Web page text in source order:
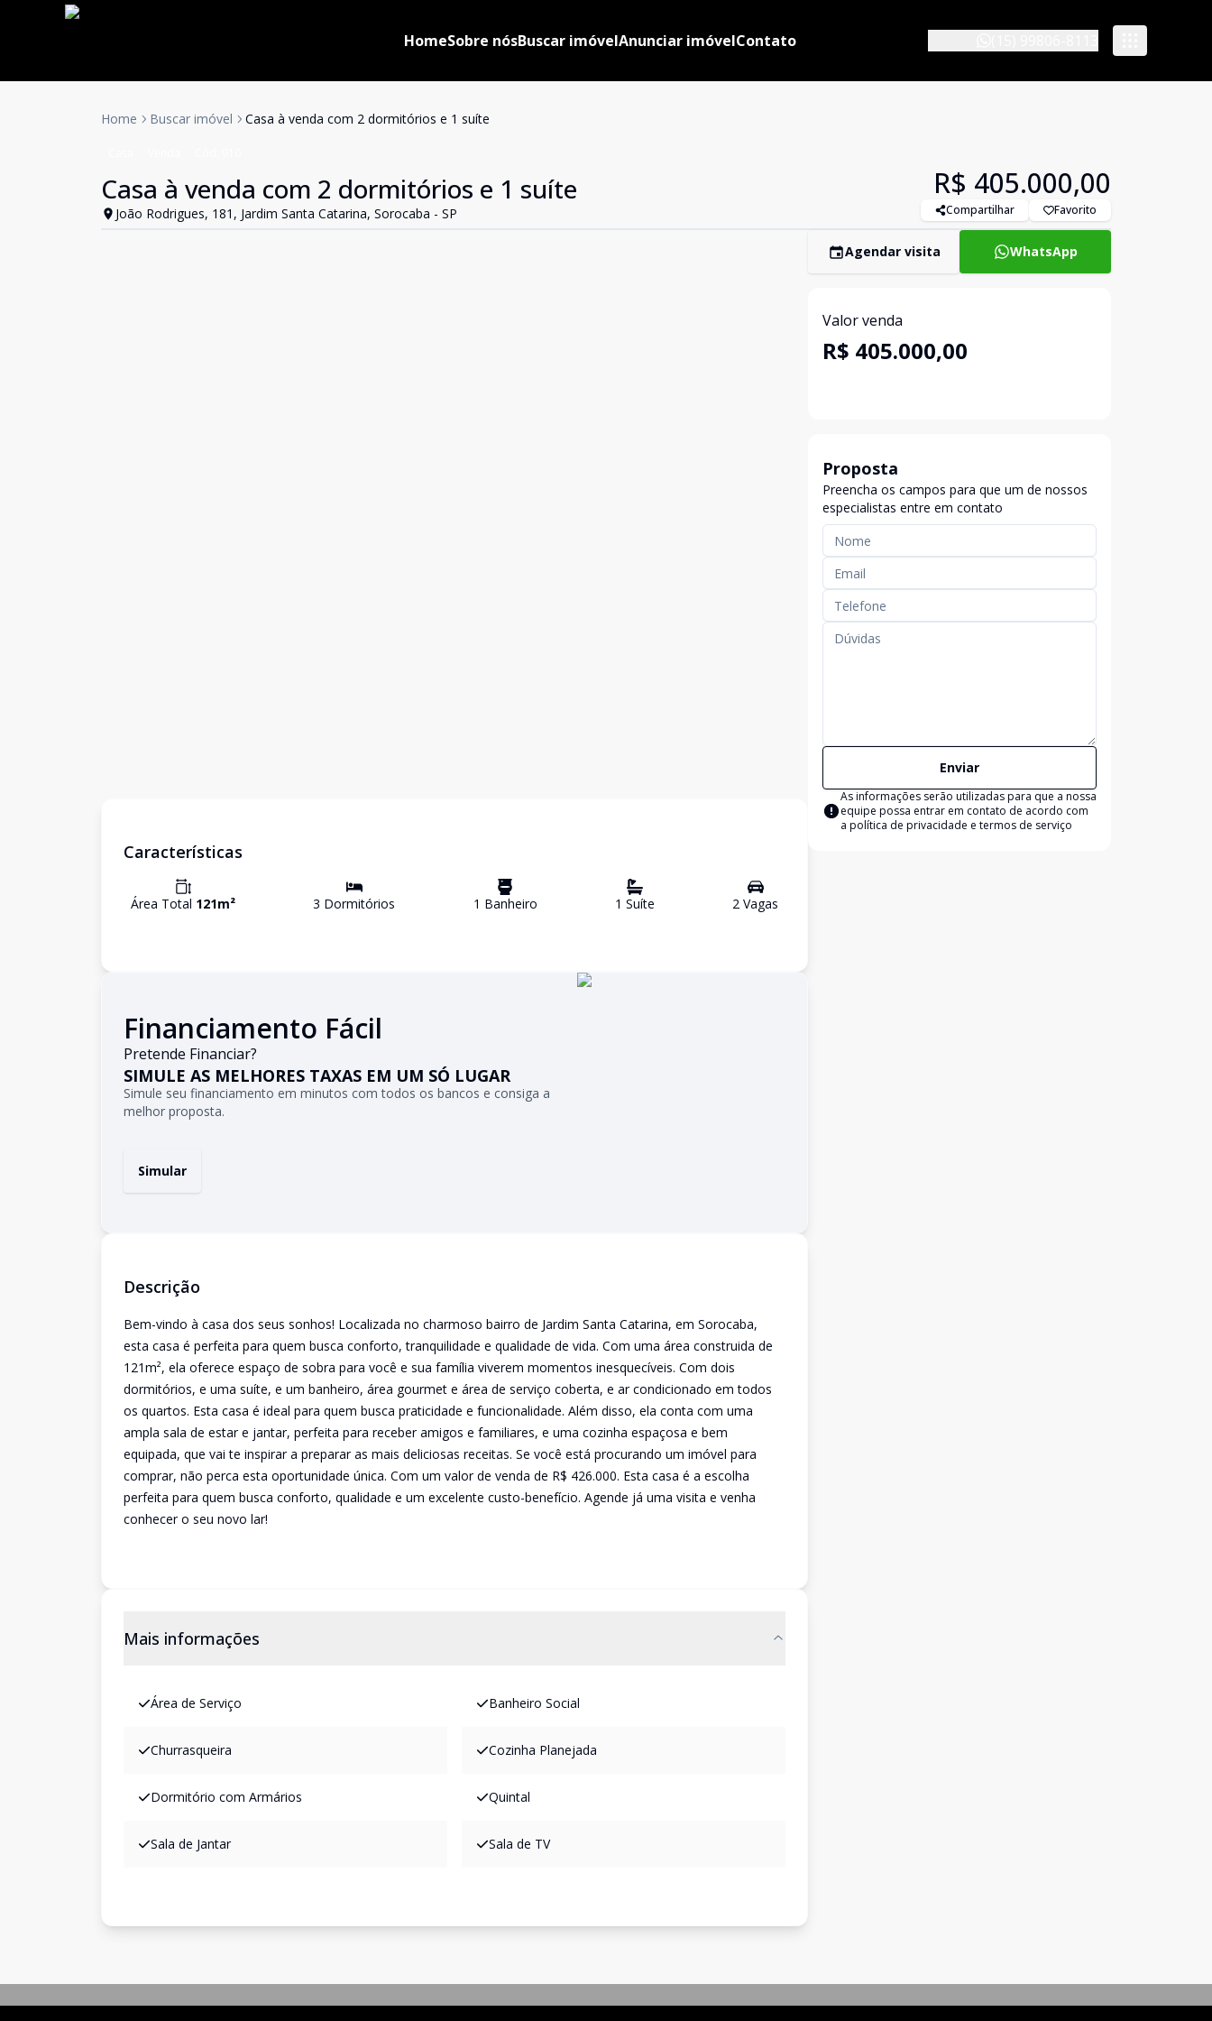
HomeSobre nósBuscar imóvelAnunciar imóvelContato
Home Buscar imóvel Casa à venda com 2 dormitórios e 1 suíte
Casa à venda com 2 dormitórios e 1 suíte
João Rodrigues, 181, Jardim Santa Catarina, Sorocaba - SP
R$ 405.000,00
Compartilhar Favorito
Características
Área Total 121m² 3 Dormitórios 1 Banheiro 1 Suíte 2 Vagas
Financiamento Fácil
Pretende Financiar?
SIMULE AS MELHORES TAXAS EM UM SÓ LUGAR
Simule seu financiamento em minutos com todos os bancos e consiga a
melhor proposta.
Simular
Descrição
Bem-vindo à casa dos seus sonhos! Localizada no charmoso bairro de Jardim Santa Catarina, em Sorocaba,
esta casa é perfeita para quem busca conforto, tranquilidade e qualidade de vida. Com uma área construida de
121m², ela oferece espaço de sobra para você e sua família viverem momentos inesquecíveis. Com dois
dormitórios, e uma suíte, e um banheiro, área gourmet e área de serviço coberta, e ar condicionado em todos
os quartos. Esta casa é ideal para quem busca praticidade e funcionalidade. Além disso, ela conta com uma
ampla sala de estar e jantar, perfeita para receber amigos e familiares, e uma cozinha espaçosa e bem
equipada, que vai te inspirar a preparar as mais deliciosas receitas. Se você está procurando um imóvel para
comprar, não perca esta oportunidade única. Com um valor de venda de R$ 426.000. Esta casa é a escolha
perfeita para quem busca conforto, qualidade e um excelente custo-benefício. Agende já uma visita e venha
conhecer o seu novo lar!
Mais informações
Área de Serviço Banheiro Social
Churrasqueira Cozinha Planejada
Dormitório com Armários Quintal
Sala de Jantar Sala de TV
Agendar visita WhatsApp
Valor venda
R$ 405.000,00
Proposta
Preencha os campos para que um de nossos
especialistas entre em contato
Enviar
As informações serão utilizadas para que a nossa
equipe possa entrar em contato de acordo com
a política de privacidade e termos de serviço